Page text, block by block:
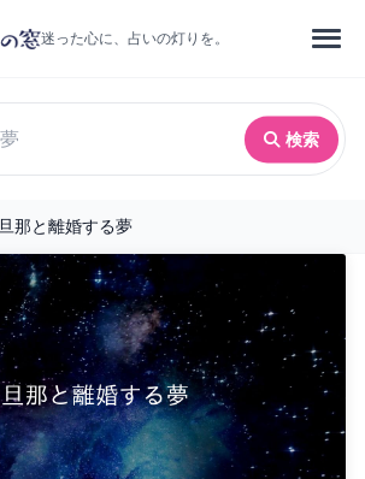
迷った心に、占いの灯りを。
検索
旦那と離婚する夢